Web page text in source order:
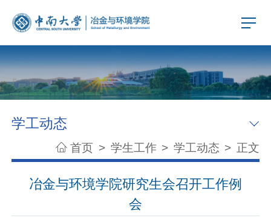
学工动态
首页 > 学生工作 > 学工动态 > 正文
冶金与环境学院研究生会召开工作例
会